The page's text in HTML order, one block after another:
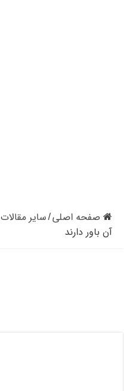
صفحه اصلی/ سایر مقالات
آن باور دارند